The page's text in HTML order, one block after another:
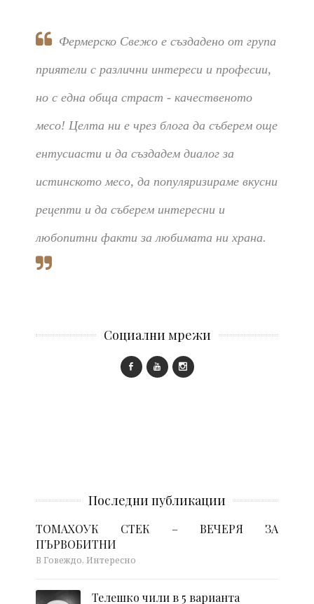
Фермерско Свежо е създадено от група
приятели с различни интереси и професии,
но с една обща страст - качественото
месо! Целта ни е чрез блога да съберем още
ентусиасти и да създадем диалог за
истинското месо, да популяризираме вкусни
рецепти и да съберем интересни и
любопитни факти за любимата ни храна.
Социални мрежи
Последни публикации
ТОМАХОУК СТЕК – ВЕЧЕРЯ ЗА
ПЪРВОБИТНИ
В Говеждо, Интересно
Телешко чили в 5 варианта